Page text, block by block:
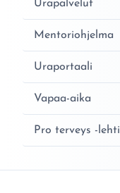
Urapalvelut
Mentoriohjelma
Uraportaali
Vapaa-aika
Pro terveys -lehti